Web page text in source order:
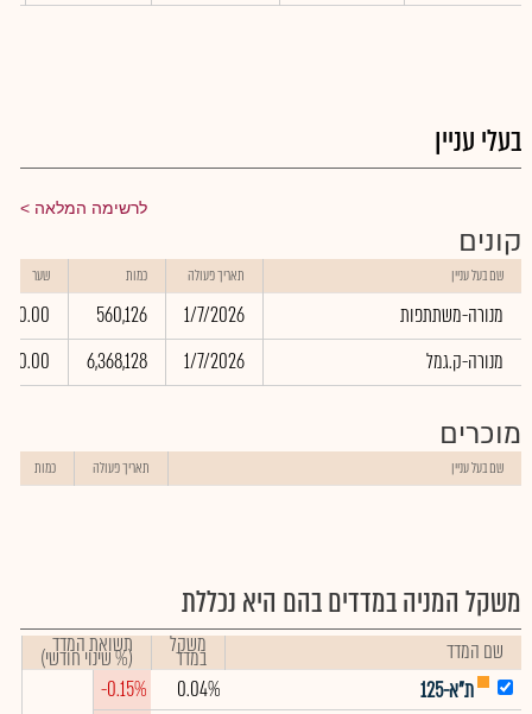
בעלי עניין
לרשימה המלאה
קונים
שם בעל עניין תאריך פעולה כמות שער
מנורה-משתתפות 1/7/2026
560,126
0.00
מנורה-ק.גמל
1/7/2026
6,368,128
0.00
מוכרים
שם בעל עניין תאריך פעולה כמות
משקל המניה במדדים בהם היא נכללת
שם המדד משקל
במדד תשואת המדד
(% שינוי חודשי)
ת"א-125
0.04%
-0.15%